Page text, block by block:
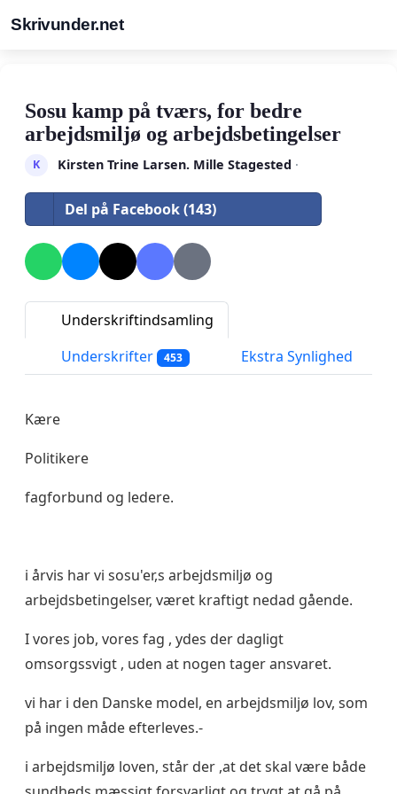
Skrivunder.net
Sosu kamp på tværs, for bedre
arbejdsmiljø og arbejdsbetingelser
K Kirsten Trine Larsen. Mille Stagested ·
Del på Facebook (143)
Underskriftindsamling
Underskrifter
453 Ekstra Synlighed
Kære
Politikere
fagforbund og ledere.
i årvis har vi sosu'er,s arbejdsmiljø og
arbejdsbetingelser, været kraftigt nedad gående.
I vores job, vores fag , ydes der dagligt
omsorgssvigt , uden at nogen tager ansvaret.
vi har i den Danske model, en arbejdsmiljø lov, som
på ingen måde efterleves.-
i arbejdsmiljø loven, står der ,at det skal være både